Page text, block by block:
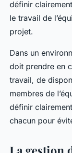
définir
le travail de
projet.
Dans un
doit prendre en
travail, de
membres de
définir
chacun pour